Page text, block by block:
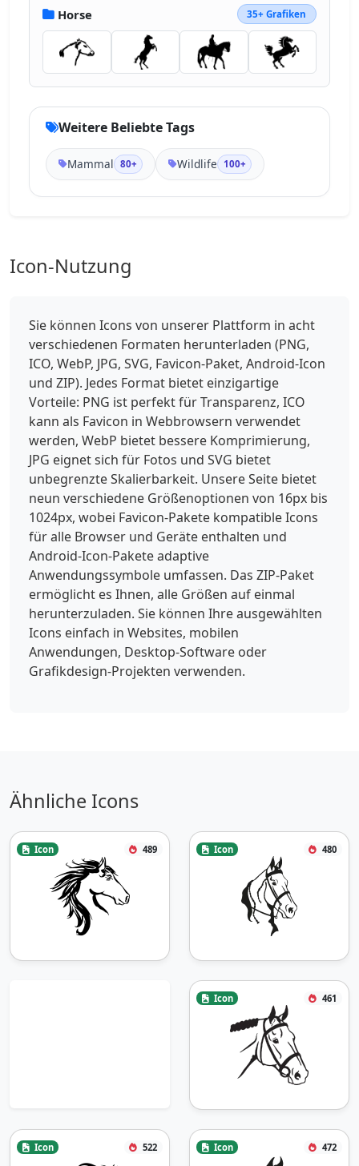
Horse 35+ Grafiken
Weitere Beliebte Tags
Mammal 80+ Wildlife 100+
Icon-Nutzung
Sie können Icons von unserer Plattform in acht
verschiedenen Formaten herunterladen (PNG,
ICO, WebP, JPG, SVG, Favicon-Paket, Android-Icon
und ZIP). Jedes Format bietet einzigartige
Vorteile: PNG ist perfekt für Transparenz, ICO
kann als Favicon in Webbrowsern verwendet
werden, WebP bietet bessere Komprimierung,
JPG eignet sich für Fotos und SVG bietet
unbegrenzte Skalierbarkeit. Unsere Seite bietet
neun verschiedene Größenoptionen von 16px bis
1024px, wobei Favicon-Pakete kompatible Icons
für alle Browser und Geräte enthalten und
Android-Icon-Pakete adaptive
Anwendungssymbole umfassen. Das ZIP-Paket
ermöglicht es Ihnen, alle Größen auf einmal
herunterzuladen. Sie können Ihre ausgewählten
Icons einfach in Websites, mobilen
Anwendungen, Desktop-Software oder
Grafikdesign-Projekten verwenden.
Ähnliche Icons
Icon 489 Icon 480
Icon 461
Icon 522 Icon 472